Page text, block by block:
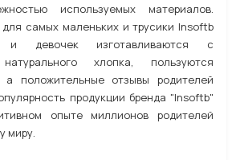
используемых материалов.
самых маленьких и трусики Insoftb
и девочек изготавливаются с
хлопка, пользуются
а положительные отзывы родителей
продукции бренда "Insoftb"
опыте миллионов родителей
миру.